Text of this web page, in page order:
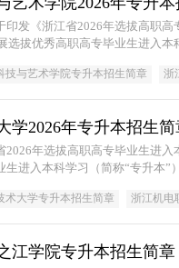
印发《浙江省2026年选拔高职
选拔优秀高职高专毕业生进入本
技与艺术学院专升本招生简章 浙
学2026年专升本招生简
2026年选拔高职高专毕业生进
进入本科学习（简称“专升本”
术大学专升本招生简章 浙江机电
江学院专升本招生简章